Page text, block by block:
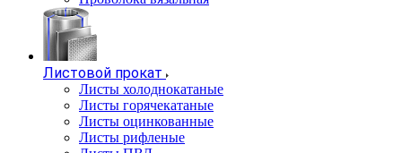
Листовой прокат
Листы холоднокатаные
Листы горячекатаные
Листы оцинкованные
Листы рифленые